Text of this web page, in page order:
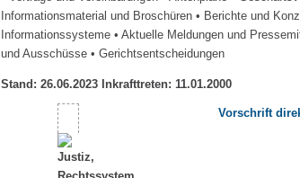
Informationsmaterial und Broschüren • Berichte und
Informationssysteme • Aktuelle Meldungen und
und Ausschüsse • Gerichtsentscheidungen
Stand: 26.06.2023 Inkrafttreten: 11.01.2000
Vorschrift